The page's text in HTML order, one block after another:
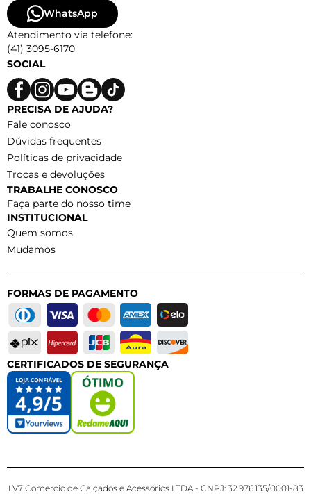
WhatsApp
Atendimento via telefone:
(41) 3095-6170
SOCIAL
PRECISA DE AJUDA?
Fale conosco
Dúvidas frequentes
Políticas de privacidade
Trocas e devoluções
TRABALHE CONOSCO
Faça parte do nosso time
INSTITUCIONAL
Quem somos
Mudamos
FORMAS DE PAGAMENTO
CERTIFICADOS DE SEGURANÇA
LV7 Comercio de Calçados e Acessórios LTDA - CNPJ: 32.976.135/0001-83